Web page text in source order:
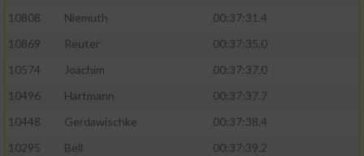
10808
Niemuth
00:37:31.4
10869
Reuter
00:37:35.0
10574
Joachim
00:37:37.0
10496
Hartmann
00:37:37.7
10448
Gerdawischke
00:37:38.4
10295
Bell
00:37:39.2